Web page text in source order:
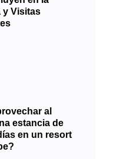
y Visitas
al
estancia de
en un resort